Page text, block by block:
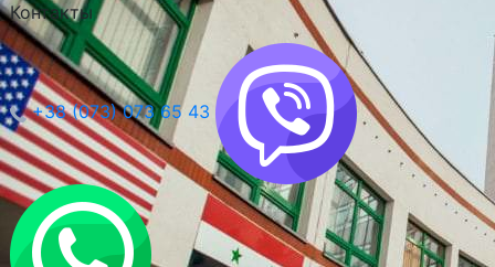
Контакты
+38 (073) 073 65 43